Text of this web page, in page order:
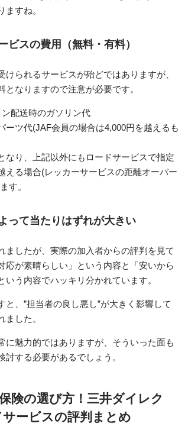
ますね。
ビスの費用（無料・有料）
けられるサービスが殆どではありますが、
となりますので注意が必要です。
配送時のガソリン代
ーツ代(JAF会員の場合は4,000円を越えるも
なり、上記以外にもロードサービスで指定
える場合(レッカーサービスの距離オーバー
す。
って当たりはずれが大きい
ましたが、実際の加入者からの評判を見て
応が素晴らしい」という内容と「安いから
いう内容でハッキリ分かれています。
と、”担当者の良し悪し”が大きく影響して
ました。
に魅力的ではありますが、そういった面も
討する必要があるでしょう。
険の選び方！三井ダイレク
サービスの評判まとめ